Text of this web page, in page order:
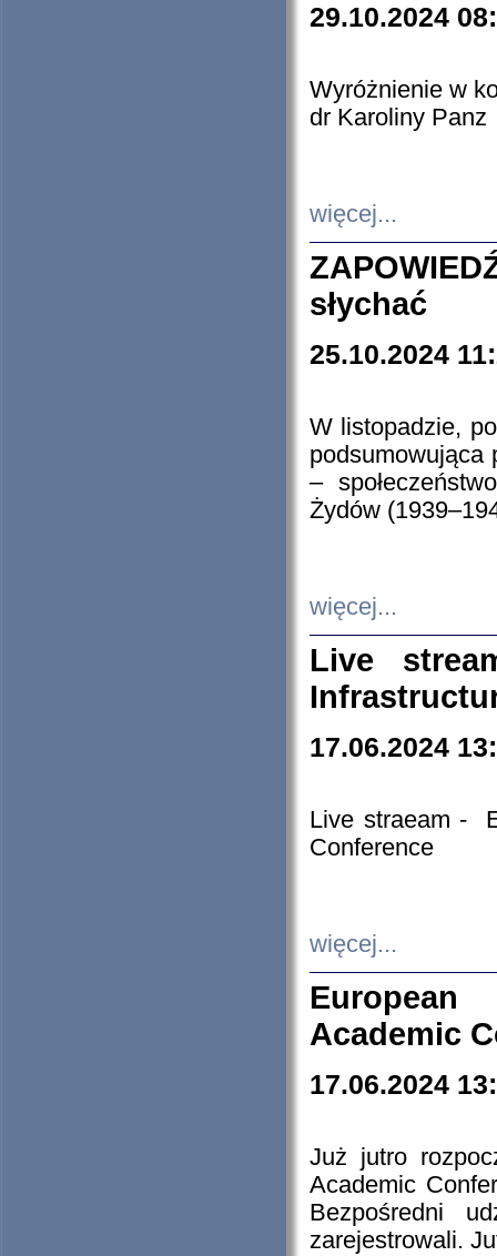
29.10.2024
Wyróżnienie w
dr Karoliny Panz
więcej...
słychać
25.10.2024
W listopadzie,
podsumowująca
–
Żydów
więcej...
Live
17.06.2024
Live straeam -
Conference
więcej...
European
Academic
17.06.2024
Już jutro
Academic
Bezpośredni
zarejestrowali.